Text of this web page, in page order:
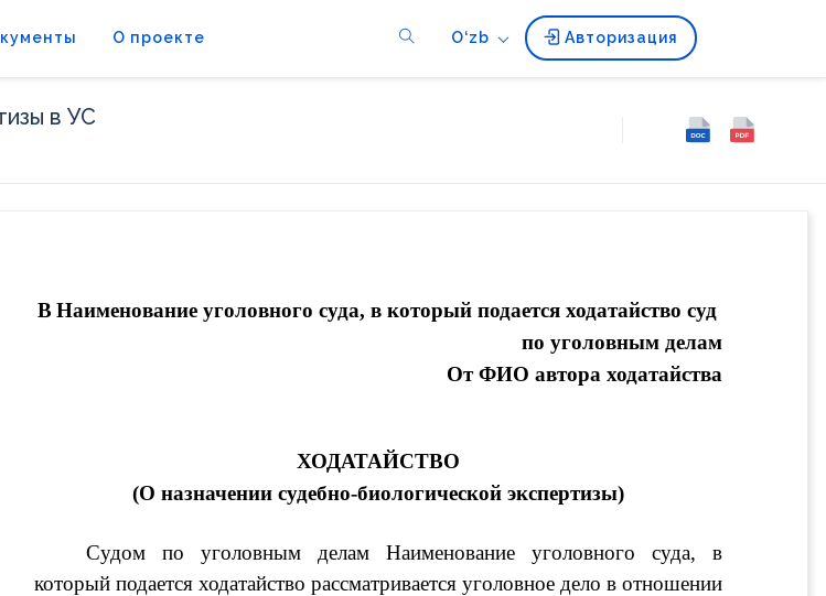
О проекте O‘zb Авторизация
в УС
ВНаименование уголовного суда, в который подается ходатайство суд
по уголовным делам
От ФИО автора ходатайства
ХОДАТАЙСТВО
(О назначении судебно-биологической экспертизы)
Судом по уголовным делам Наименование уголовного суда, в
который подается ходатайство